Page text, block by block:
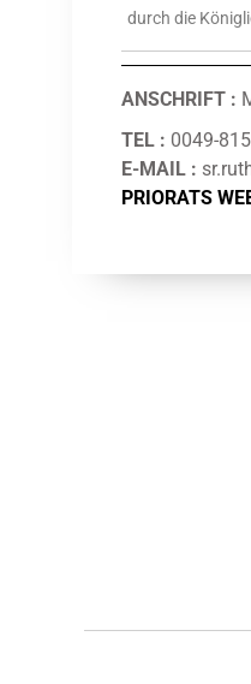
durch die
ANSCHRIFT :
TEL : 0049-
E-MAIL :
PRIORATS